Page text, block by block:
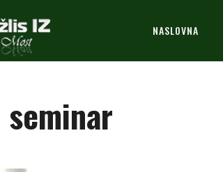
NASLOVNA
seminar